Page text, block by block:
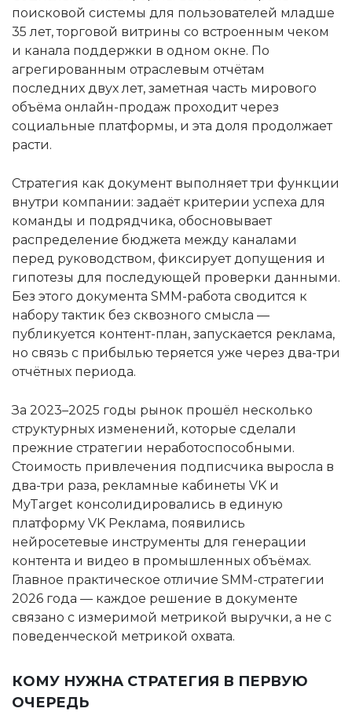
поисковой системы для пользователей младше
35 лет, торговой витрины со встроенным чеком
и канала поддержки в одном окне. По
агрегированным отраслевым отчётам
последних двух лет, заметная часть мирового
объёма онлайн-продаж проходит через
социальные платформы, и эта доля продолжает
расти.
Стратегия как документ выполняет три функции
внутри компании: задаёт критерии успеха для
команды и подрядчика, обосновывает
распределение бюджета между каналами
перед руководством, фиксирует допущения и
гипотезы для последующей проверки данными.
Без этого документа SMM-работа сводится к
набору тактик без сквозного смысла —
публикуется контент-план, запускается реклама,
но связь с прибылью теряется уже через два-три
отчётных периода.
За 2023–2025 годы рынок прошёл несколько
структурных изменений, которые сделали
прежние стратегии неработоспособными.
Стоимость привлечения подписчика выросла в
два-три раза, рекламные кабинеты VK и
MyTarget консолидировались в единую
платформу VK Реклама, появились
нейросетевые инструменты для генерации
контента и видео в промышленных объёмах.
Главное практическое отличие SMM-стратегии
2026 года — каждое решение в документе
связано с измеримой метрикой выручки, а не с
поведенческой метрикой охвата.
КОМУ НУЖНА СТРАТЕГИЯ В ПЕРВУЮ
ОЧЕРЕДЬ